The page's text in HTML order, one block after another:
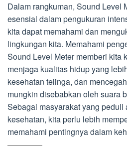
Dalam rangkuman, Sound Level
esensial dalam pengukuran
kita dapat memahami dan
lingkungan kita. Memahami
Sound Level Meter memberi kita
menjaga kualitas hidup yang
kesehatan telinga, dan
mungkin disebabkan oleh suara
Sebagai masyarakat yang
kesehatan, kita perlu lebih
memahami pentingnya dalam